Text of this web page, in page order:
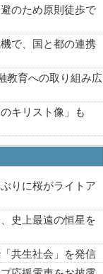
のため原則徒歩で
で、国と都の連携
教育への取り組み広
キリスト像」も
りに桜がライトア
史上最遠の恒星を
共生社会」を発信